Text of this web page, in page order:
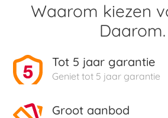
Waarom kiezen
Daarom.
Tot 5 jaar garantie
Geniet tot 5 jaar garantie
Groot aanbod